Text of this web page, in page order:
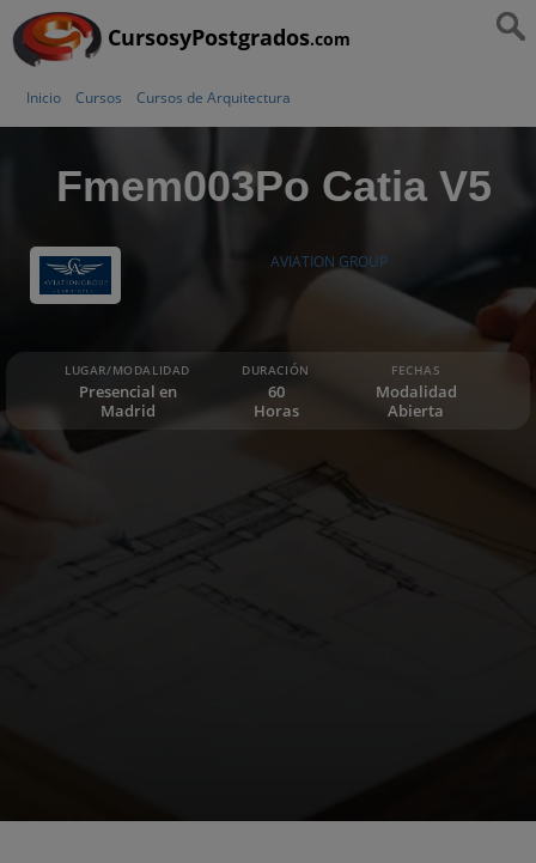
CursosyPostgrados.com
Inicio Cursos Cursos de Arquitectura
Fmem003Po Catia V5
AVIATION GROUP
LUGAR/MODALIDAD
Presencial en
Madrid
DURACIÓN
60
Horas
FECHAS
Modalidad
Abierta